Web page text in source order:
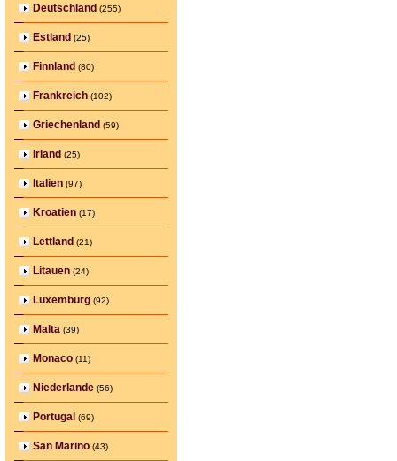
Deutschland (255)
Estland (25)
Finnland (80)
Frankreich (102)
Griechenland (59)
Irland (25)
Italien (97)
Kroatien (17)
Lettland (21)
Litauen (24)
Luxemburg (92)
Malta (39)
Monaco (11)
Niederlande (56)
Portugal (69)
San Marino (43)